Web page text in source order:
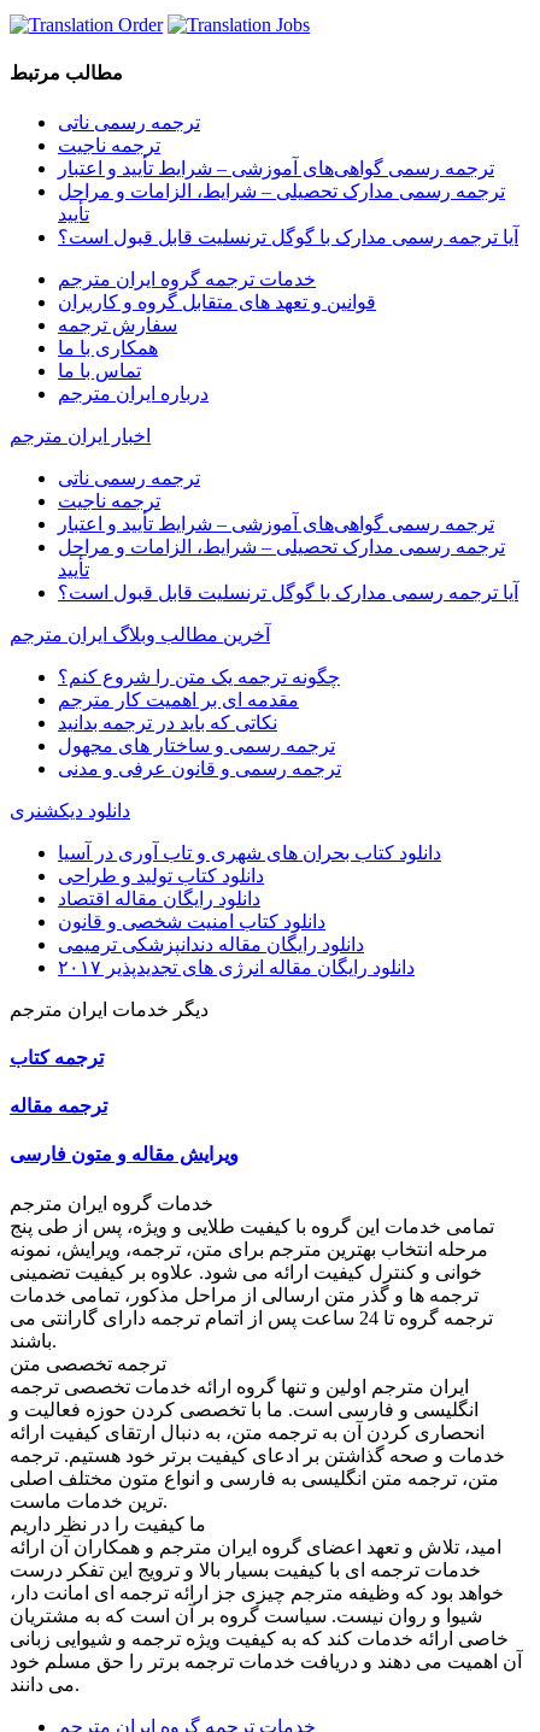
مطالب مرتبط
ترجمه رسمی ناتی
ترجمه ناجیت
ترجمه رسمی گواهی‌های آموزشی – شرایط تأیید و اعتبار
ترجمه رسمی مدارک تحصیلی – شرایط، الزامات و مراحل
تأیید
آیا ترجمه رسمی مدارک با گوگل ترنسلیت قابل قبول است؟
خدمات ترجمه گروه ایران مترجم
قوانین و تعهد های متقابل گروه و کاربران
سفارش ترجمه
همکاری با ما
تماس با ما
درباره ایران مترجم
اخبار ایران مترجم
ترجمه رسمی ناتی
ترجمه ناجیت
ترجمه رسمی گواهی‌های آموزشی – شرایط تأیید و اعتبار
ترجمه رسمی مدارک تحصیلی – شرایط، الزامات و مراحل
تأیید
آیا ترجمه رسمی مدارک با گوگل ترنسلیت قابل قبول است؟
آخرین مطالب وبلاگ ایران مترجم
چگونه ترجمه یک متن را شروع کنم؟
مقدمه ای بر اهمیت کار مترجم
نکاتی که باید در ترجمه بدانید
ترجمه رسمی و ساختار های مجهول
ترجمه رسمی و قانون عرفی و مدنی
دانلود دیکشنری
دانلود کتاب بحران های شهری و تاب آوری در آسیا
دانلود کتاب تولید و طراحی
دانلود رایگان مقاله اقتصاد
دانلود کتاب امنیت شخصی و قانون
دانلود رایگان مقاله دندانپزشکی ترمیمی
دانلود رایگان مقاله انرژی های تجدیدپذیر ۲۰۱۷
دیگر خدمات ایران مترجم
ترجمه کتاب
ترجمه مقاله
ویرایش مقاله و متون فارسی
خدمات گروه ایران مترجم
تمامی خدمات این گروه با کیفیت طلایی و ویژه، پس از طی پنج
مرحله انتخاب بهترین مترجم برای متن، ترجمه، ویرایش، نمونه
خوانی و کنترل کیفیت ارائه می شود. علاوه بر کیفیت تضمینی
ترجمه ها و گذر متن ارسالی از مراحل مذکور، تمامی خدمات
ترجمه گروه تا 24 ساعت پس از اتمام ترجمه دارای گارانتی می
باشند.
ترجمه تخصصی متن
ایران مترجم اولین و تنها گروه ارائه خدمات تخصصی ترجمه
انگلیسی و فارسی است. ما با تخصصی کردن حوزه فعالیت و
انحصاری کردن آن به ترجمه متن، به دنبال ارتقای کیفیت ارائه
خدمات و صحه گذاشتن بر ادعای کیفیت برتر خود هستیم. ترجمه
متن، ترجمه متن انگلیسی به فارسی و انواع متون مختلف اصلی
ترین خدمات ماست.
ما کیفیت را در نظر داریم
امید، تلاش و تعهد اعضای گروه ایران مترجم و همکاران آن ارائه
خدمات ترجمه ای با کیفیت بسیار بالا و ترویج این تفکر درست
خواهد بود که وظیفه مترجم چیزی جز ارائه ترجمه ای امانت دار،
شیوا و روان نیست. سیاست گروه بر آن است که به مشتریان
خاصی ارائه خدمات کند که به کیفیت ویژه ترجمه و شیوایی زبانی
آن اهمیت می دهند و دریافت خدمات ترجمه برتر را حق مسلم خود
می دانند.
خدمات ترجمه گروه ایران مترجم